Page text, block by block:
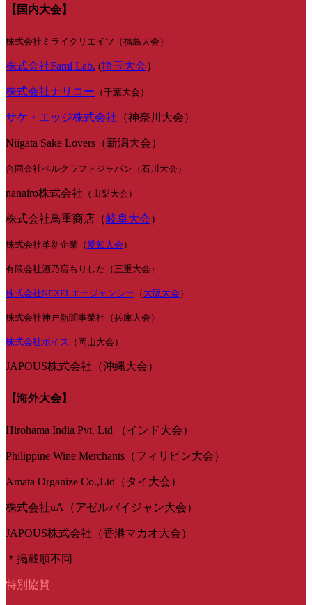
【国内大会】
株式会社ミライクリエイツ（福島大会）
株式会社Faml Lab. (埼玉大会）
株式会社ナリコー （千葉大会）
サケ・エッジ株式会社 （神奈川大会）
Niigata Sake Lovers（新潟大会）
合同会社ベルクラフトジャパン（石川大会）
nanairo株式会社 （山梨大会）
株式会社鳥重商店（岐阜大会）
株式会社革新企業（愛知大会 ）
有限会社酒乃店もりした（三重大会）
株式会社NEXELエージェンシー （ 大阪大会 ）
株式会社神戸新聞事業社（兵庫大会）
株式会社ボイス （岡山大会）
JAPOUS株式会社（沖縄大会）
【海外大会】
Hirohama India Pvt. Ltd （インド大会）
Philippine Wine Merchants（フィリピン大会）
Amata Organize Co.,Ltd（タイ大会）
株式会社uA（アゼルバイジャン大会）
JAPOUS株式会社（香港マカオ大会）
＊掲載順不同
特別協賛